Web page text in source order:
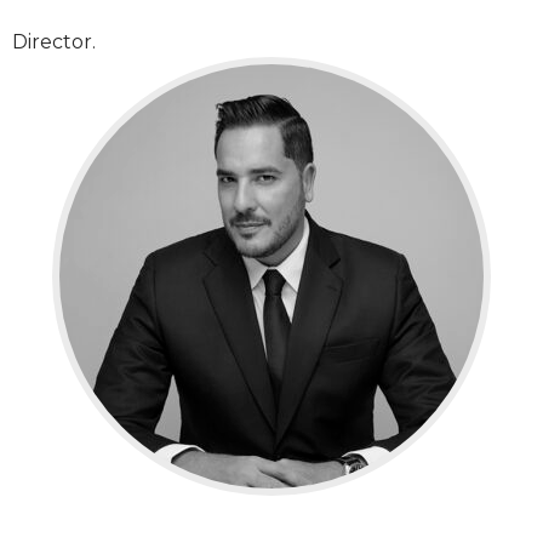
Director.